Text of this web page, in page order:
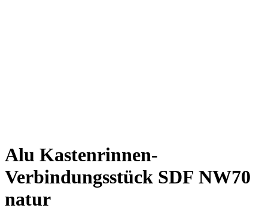
Alu Kastenrinnen-
Verbindungsstück SDF NW70
natur